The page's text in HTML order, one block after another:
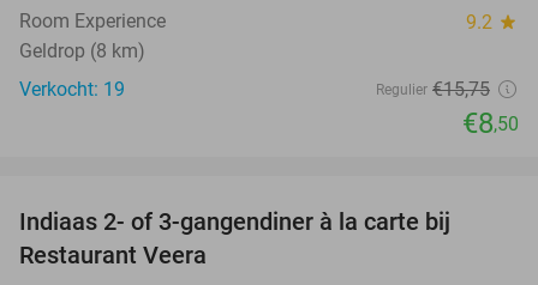
Room Experience 9.2 star
Geldrop (8 km)
Verkocht: 19
Regulier €15,75
€8,50
TODAY
Indiaas 2- of 3-gangendiner à la carte bij
Restaurant Veera